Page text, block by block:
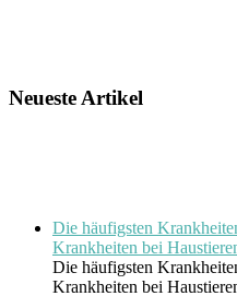
Neueste Artikel
Die häufigsten
Krankheiten bei
Die häufigsten
Krankheiten bei